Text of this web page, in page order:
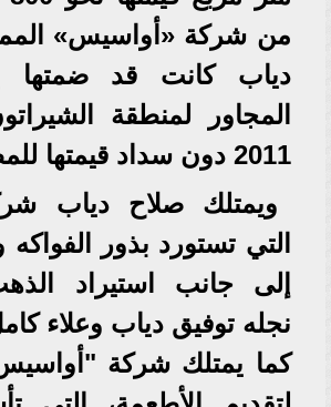
من شركة «أواسيس»
دياب كانت قد ضمتها
المجاور لمنطقة
2011 دون سداد قيمتها للمطار.
التي تستورد بذور
إلى جانب استيراد
نجله توفيق دياب وعلاء
كما يمتلك شركة